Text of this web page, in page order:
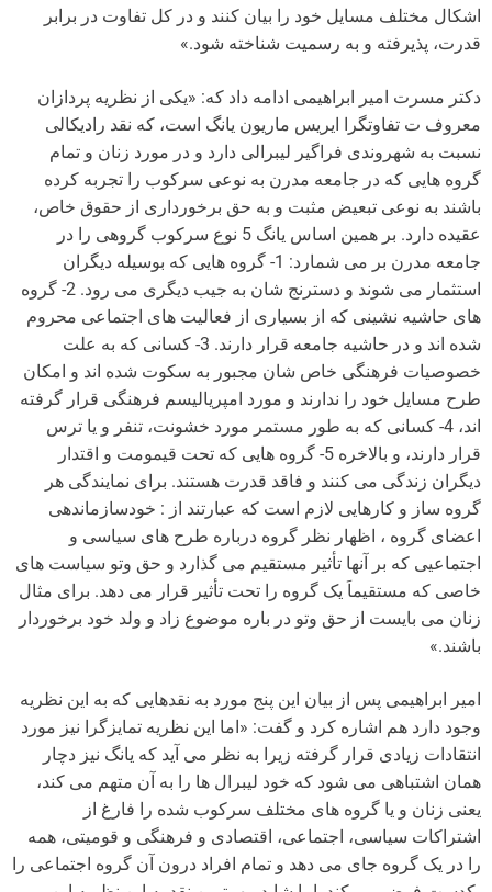
اشکال مختلف مسایل خود را بیان کنند و در کل تفاوت در برابر
قدرت، پذیرفته و به رسمیت شناخته شود.»
دکتر مسرت امیر ابراهیمی ادامه داد که: «یکی از نظریه پردازان
معروف ت تفاوتگرا ایریس ماریون یانگ است، که نقد رادیکالی
نسبت به شهروندی فراگیر لیبرالی دارد و در مورد زنان و تمام
گروه هایی که در جامعه مدرن به نوعی سرکوب را تجربه کرده
باشند به نوعی تبعیض مثبت و به حق برخورداری از حقوق خاص،
عقیده دارد. بر همین اساس یانگ 5 نوع سرکوب گروهی را در
جامعه مدرن بر می شمارد: 1- گروه هایی که بوسیله دیگران
استثمار می شوند و دسترنج شان به جیب دیگری می رود. 2- گروه
های حاشیه نشینی که از بسیاری از فعالیت های اجتماعی محروم
شده اند و در حاشیه جامعه قرار دارند. 3- کسانی که به علت
خصوصیات فرهنگی خاص شان مجبور به سکوت شده اند و امکان
طرح مسایل خود را ندارند و مورد امپریالیسم فرهنگی قرار گرفته
اند، 4- کسانی که به طور مستمر مورد خشونت، تنفر و یا ترس
قرار دارند، و بالاخره 5- گروه هایی که تحت قیمومت و اقتدار
دیگران زندگی می کنند و فاقد قدرت هستند. برای نمایندگی هر
گروه ساز و کارهایی لازم است که عبارتند از : خودسازماندهی
اعضای گروه ، اظهار نظر گروه درباره طرح های سیاسی و
اجتماعیی که بر آنها تأثیر مستقیم می گذارد و حق وتو سیاست های
خاصی که مستقیماَ یک گروه را تحت تأثیر قرار می دهد. برای مثال
زنان می بایست از حق وتو در باره موضوع زاد و ولد خود برخوردار
باشند.»
امیر ابراهیمی پس از بیان این پنج مورد به نقدهایی که به این نظریه
وجود دارد هم اشاره کرد و گفت: «اما این نظریه تمایزگرا نیز مورد
انتقادات زیادی قرار گرفته زیرا به نظر می آید که یانگ نیز دچار
همان اشتباهی می شود که خود لیبرال ها را به آن متهم می کند،
یعنی زنان و یا گروه های مختلف سرکوب شده را فارغ از
اشتراکات سیاسی، اجتماعی، اقتصادی و فرهنگی و قومیتی، همه
را در یک گروه جای می دهد و تمام افراد درون آن گروه اجتماعی را